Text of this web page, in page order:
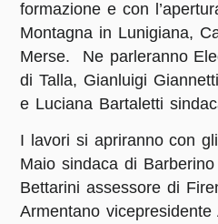
formazione e con
Montagna in Lunigiana,
Merse. Ne parleranno
di Talla, Gianluigi
e Luciana Bartaletti
I lavori si apriranno con
Maio sindaca di
Bettarini assessore di
Armentano vicepresidente